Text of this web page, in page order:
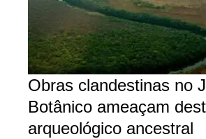
Obras clandestinas no
Botânico ameaçam
arqueológico ancestral